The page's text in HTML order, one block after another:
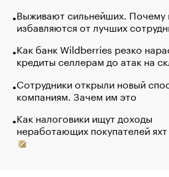
Выживают сильнейших. Почему
избавляются от лучших
Как банк Wildberries резко
кредиты селлерам до атак на
Сотрудники открыли новый
компаниям. Зачем им это
Как налоговики ищут доходы
неработающих покупателей